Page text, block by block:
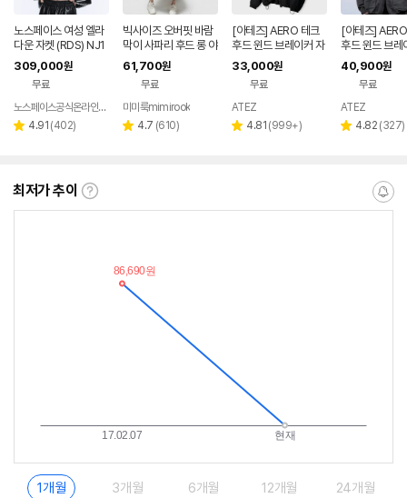
노스페이스 여성 엘라
다운 자켓 (RDS) NJ1
DR82J
309,000원
무료
노스페이스공식온라인스토어
별 4.91 리
(402)
빅사이즈 오버핏 바람
막이 사파리 후드 롱 야
상 점퍼
61,700원
무료
미미룩mimirook
별 4.7 리
(610)
[아테즈] AERO 테크
후드 윈드 브레이커 자
켓
33,000원
무료
ATEZ
별 4.81 리
(999+)
[아테즈]
후드 윈드 브레
켓 차콜
40,900원
무료
ATEZ
별 4.82 리
(327)
최저가 추이
최
알
1개월 3개월 6개월 12개월 24개월